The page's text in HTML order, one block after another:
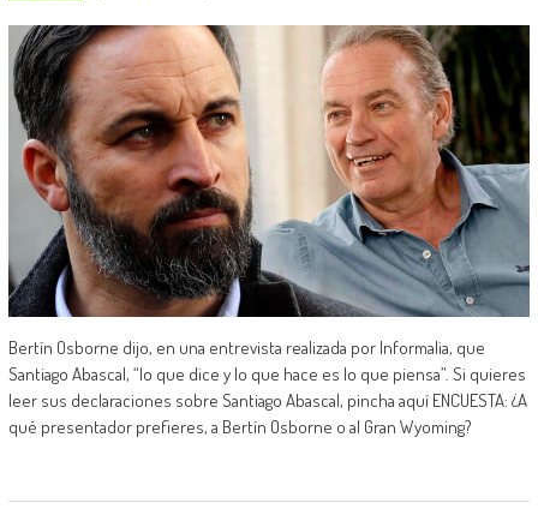
Bertín Osborne dijo, en una entrevista realizada por Informalia, que
Santiago Abascal, “lo que dice y lo que hace es lo que piensa”. Si quieres
leer sus declaraciones sobre Santiago Abascal, pincha aquí ENCUESTA: ¿A
qué presentador prefieres, a Bertín Osborne o al Gran Wyoming?